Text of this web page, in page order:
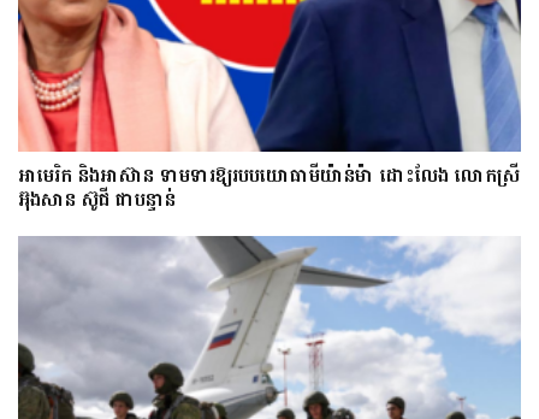
អាមេរិក និងអាស៊ាន ទាមទារឱ្យ​របបយោធាមីយ៉ាន់ម៉ា​ ដោះ​លែង​ លោកស្រី
អ៊ុងសាន ស៊ូជី ជា​បន្ទាន់